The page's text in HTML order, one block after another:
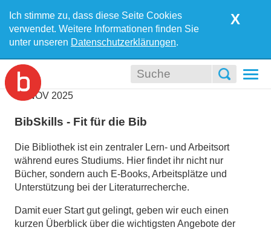
Ich stimme zu, dass diese Seite Cookies
verwendet. Weitere Informationen finden Sie
unter unseren Datenschutzerklärungen.
X
NOV 2025
BibSkills - Fit für die Bib
Die Bibliothek ist ein zentraler Lern- und Arbeitsort
während eures Studiums. Hier findet ihr nicht nur
Bücher, sondern auch E-Books, Arbeitsplätze und
Unterstützung bei der Literaturrecherche.
Damit euer Start gut gelingt, geben wir euch einen
kurzen Überblick über die wichtigsten Angebote der